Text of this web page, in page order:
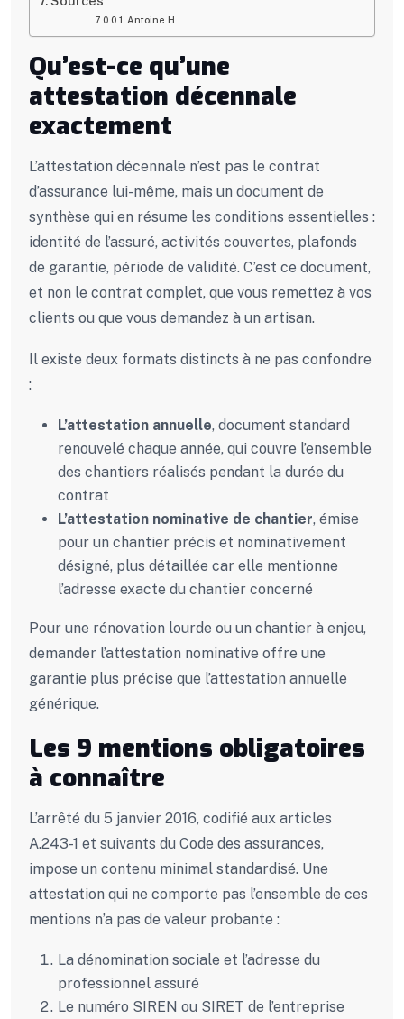
Antoine H.
Qu’est-ce qu’une
attestation décennale
exactement
L’attestation décennale n’est pas le contrat
d’assurance lui-même, mais un document de
synthèse qui en résume les conditions essentielles :
identité de l’assuré, activités couvertes, plafonds
de garantie, période de validité. C’est ce document,
et non le contrat complet, que vous remettez à vos
clients ou que vous demandez à un artisan.
Il existe deux formats distincts à ne pas confondre
:
L’attestation annuelle, document standard
renouvelé chaque année, qui couvre l’ensemble
des chantiers réalisés pendant la durée du
contrat
L’attestation nominative de chantier, émise
pour un chantier précis et nominativement
désigné, plus détaillée car elle mentionne
l’adresse exacte du chantier concerné
Pour une rénovation lourde ou un chantier à enjeu,
demander l’attestation nominative offre une
garantie plus précise que l’attestation annuelle
générique.
Les 9 mentions obligatoires
à connaître
L’arrêté du 5 janvier 2016, codifié aux articles
A.243-1 et suivants du Code des assurances,
impose un contenu minimal standardisé. Une
attestation qui ne comporte pas l’ensemble de ces
mentions n’a pas de valeur probante :
La dénomination sociale et l’adresse du
professionnel assuré
Le numéro SIREN ou SIRET de l’entreprise